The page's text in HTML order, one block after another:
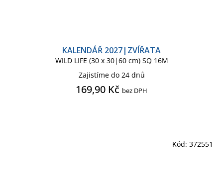
KALENDÁŘ 2027|ZVÍŘATA
WILD LIFE (30 x 30|60 cm) SQ 16M
Zajistíme do 24 dnů
169,90 Kč bez DPH
Kód: 372551